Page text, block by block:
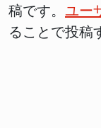
稿です。 ユー
ることで投稿